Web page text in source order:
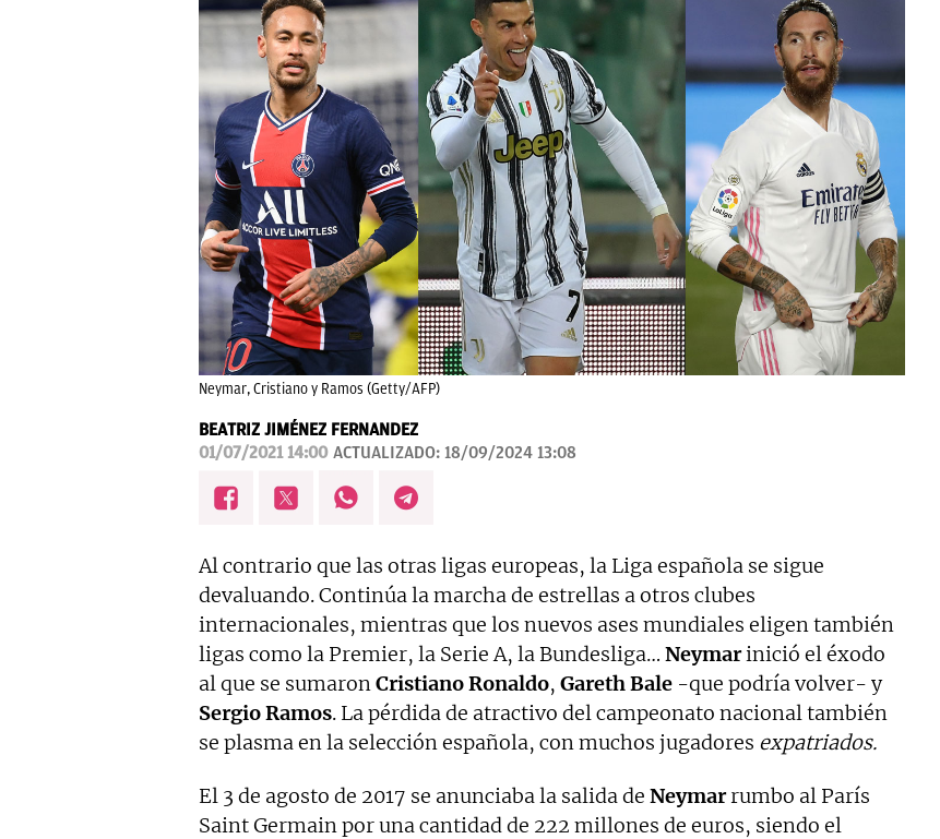
Neymar, Cristiano y Ramos (Getty/AFP)
BEATRIZ JIMÉNEZ FERNANDEZ
01/07/2021 14:00 ACTUALIZADO: 18/09/2024 13:08
Al contrario que las otras ligas europeas, la Liga española se sigue
devaluando. Continúa la marcha de estrellas a otros clubes
internacionales, mientras que los nuevos ases mundiales eligen también
ligas como la Premier, la Serie A, la Bundesliga… Neymarinició el éxodo
al que se sumaronCristiano Ronaldo, Gareth Bale -que podría volver- y
Sergio Ramos. La pérdida de atractivo del campeonato nacional también
se plasma en la selección española, con muchos jugadores expatriados.
El 3 de agosto de 2017 se anunciaba la salida de Neymarrumbo al París
Saint Germain por una cantidad de 222 millones de euros, siendo el